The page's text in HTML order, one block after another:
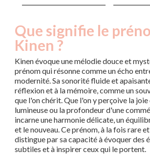
Que signifie le
Kinen ?
Kinen évoque une mélodie douce et
prénom qui résonne comme un écho
modernité. Sa sonorité fluide et
réflexion et à la mémoire, comme un
que l'on chérit. Que l'on y perçoive la joie
lumineuse ou la profondeur d'une
incarne une harmonie délicate, un
et le nouveau. Ce prénom, à la fois rare
distingue par sa capacité à évoquer des
subtiles et à inspirer ceux qui le portent.